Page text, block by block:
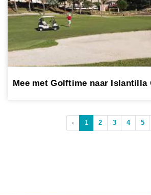
Mee met Golftime naar Islantilla
‹ 1 2 3 4 5